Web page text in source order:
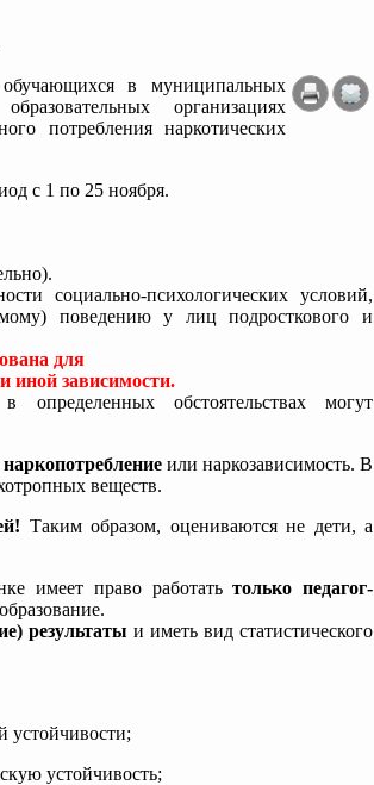
обучающихся в муниципальных
организациях
потребления наркотических
с 1 по 25 ноября.
социально-психологических условий,
поведению у лиц подросткового и
для
иной зависимости.
определенных обстоятельствах могут
или наркозависимость. В
веществ.
Таким образом, оцениваются не дети, а
имеет право работатьтолько педагог-
результаты и иметь вид статистического
устойчивости;
устойчивость;